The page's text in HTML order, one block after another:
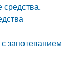
запотеванием